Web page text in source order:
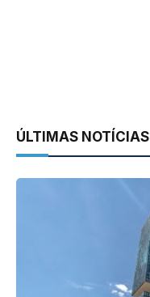
ÚLTIMAS NOTÍCIAS